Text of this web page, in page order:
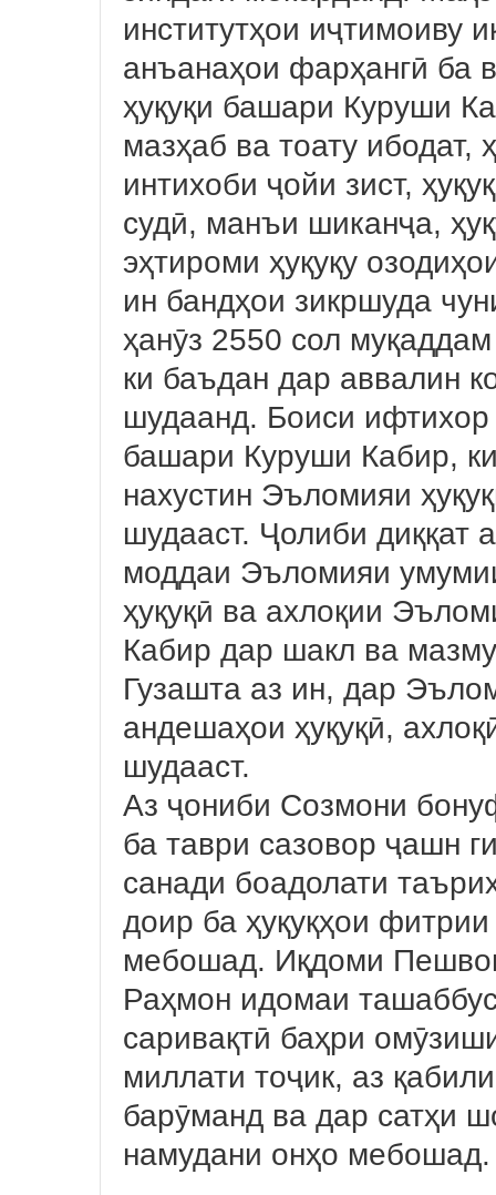
институтҳои иҷтимоиву
анъанаҳои фарҳангӣ ба
ҳуқуқи башари Куруши
мазҳаб ва тоату ибодат,
интихоби ҷойи зист,
судӣ, манъи шиканҷа,
эҳтироми ҳуқуқу
ин бандҳои зикршуда
ҳанӯз 2550 сол
ки баъдан дар аввалин
шудаанд. Боиси ифтихор
башари Куруши Кабир,
нахустин Эъломияи
шудааст. Ҷолиби диққат
моддаи Эъломияи
ҳуқуқӣ ва ахлоқии
Кабир дар шакл ва
Гузашта аз ин, дар
андешаҳои ҳуқуқӣ,
шудааст.
Аз ҷониби Созмони
ба таври сазовор ҷашн
санади боадолати
доир ба ҳуқуқҳои
мебошад. Иқдоми
Раҳмон идомаи
саривақтӣ баҳри
миллати тоҷик, аз
барӯманд ва дар сатҳи
намудани онҳо мебошад.